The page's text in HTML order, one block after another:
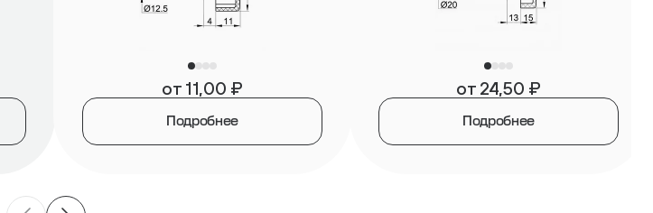
от 11,00 ₽
Подробнее
от 24,50 ₽
Подробнее